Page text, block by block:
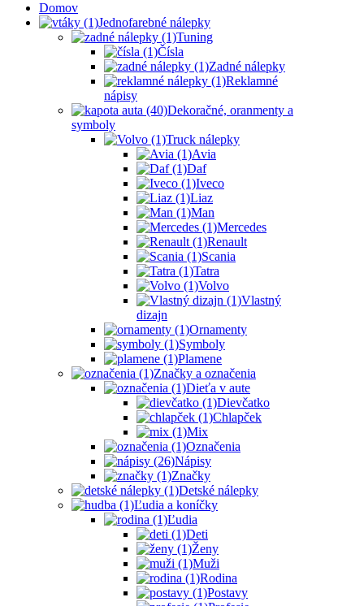
Domov
Jednofarebné nálepky
Tuning
Čísla
Zadné nálepky
Reklamné
nápisy
Dekoračné, oranmenty a
symboly
Truck nálepky
Avia
Daf
Iveco
Liaz
Man
Mercedes
Renault
Scania
Tatra
Volvo
Vlastný
dizajn
Ornamenty
Symboly
Plamene
Značky a označenia
Dieťa v aute
Dievčatko
Chlapček
Mix
Označenia
Nápisy
Značky
Detské nálepky
Ľudia a koníčky
Ľudia
Deti
Ženy
Muži
Rodina
Postavy